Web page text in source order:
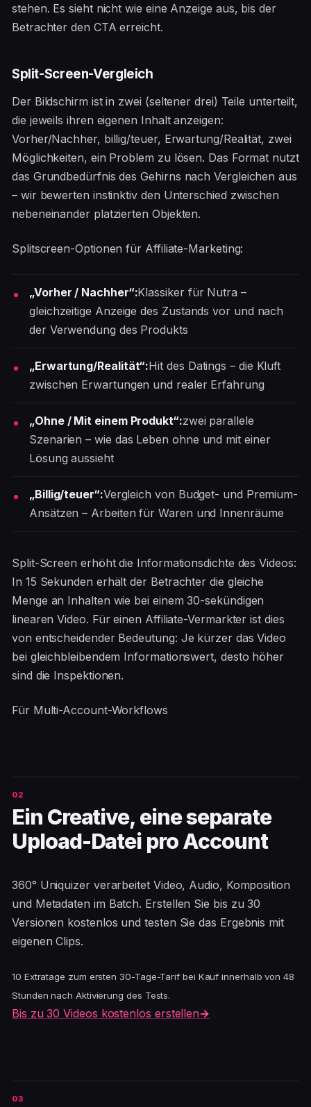
stehen. Es sieht nicht wie eine Anzeige aus, bis der
Betrachter den CTA erreicht.
Split-Screen-Vergleich
Der Bildschirm ist in zwei (seltener drei) Teile unterteilt,
die jeweils ihren eigenen Inhalt anzeigen:
Vorher/Nachher, billig/teuer, Erwartung/Realität, zwei
Möglichkeiten, ein Problem zu lösen. Das Format nutzt
das Grundbedürfnis des Gehirns nach Vergleichen aus
– wir bewerten instinktiv den Unterschied zwischen
nebeneinander platzierten Objekten.
Splitscreen-Optionen für Affiliate-Marketing:
„Vorher / Nachher“:Klassiker für Nutra –
gleichzeitige Anzeige des Zustands vor und nach
der Verwendung des Produkts
„Erwartung/Realität“:Hit des Datings – die Kluft
zwischen Erwartungen und realer Erfahrung
„Ohne / Mit einem Produkt“:zwei parallele
Szenarien – wie das Leben ohne und mit einer
Lösung aussieht
„Billig/teuer“:Vergleich von Budget- und Premium-
Ansätzen – Arbeiten für Waren und Innenräume
Split-Screen erhöht die Informationsdichte des Videos:
In 15 Sekunden erhält der Betrachter die gleiche
Menge an Inhalten wie bei einem 30-sekündigen
linearen Video. Für einen Affiliate-Vermarkter ist dies
von entscheidender Bedeutung: Je kürzer das Video
bei gleichbleibendem Informationswert, desto höher
sind die Inspektionen.
Für Multi-Account-Workflows
Ein Creative, eine separate
Upload-Datei pro Account
360° Uniquizer verarbeitet Video, Audio, Komposition
und Metadaten im Batch. Erstellen Sie bis zu 30
Versionen kostenlos und testen Sie das Ergebnis mit
eigenen Clips.
10 Extratage zum ersten 30-Tage-Tarif bei Kauf innerhalb von 48
Stunden nach Aktivierung des Tests.
Bis zu 30 Videos kostenlos erstellen→